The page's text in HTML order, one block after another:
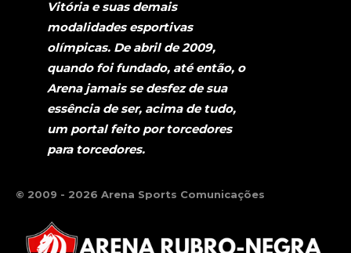
Vitória e suas demais
modalidades esportivas
olímpicas. De abril de 2009,
quando foi fundado, até então, o
Arena jamais se desfez de sua
essência de ser, acima de tudo,
um portal feito por torcedores
para torcedores.
© 2009 - 2026 Arena Sports Comunicações